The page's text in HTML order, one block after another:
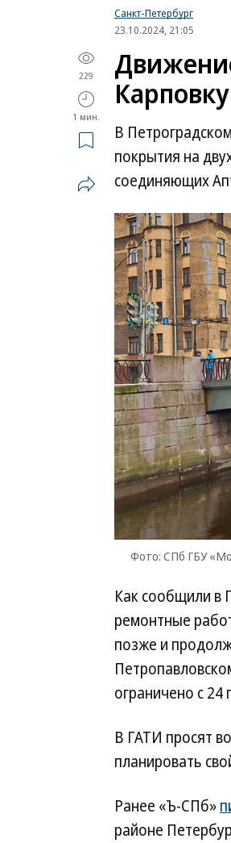
Санкт-Петербург
23.10.2024, 21:05
229
1 мин.
В
покрытия на
соединяющих
Фото: СПб ГБУ
Как сообщили в
ремонтные
позже и
ограничено с
В ГАТИ просят
планировать
Ранее «Ъ-СПб»
районе